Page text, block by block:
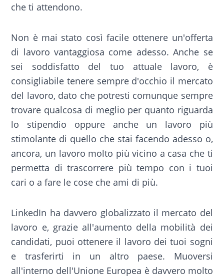
che ti attendono.
Non è mai stato così facile ottenere un'offerta
di lavoro vantaggiosa come adesso. Anche se
sei soddisfatto del tuo attuale lavoro, è
consigliabile tenere sempre d'occhio il mercato
del lavoro, dato che potresti comunque sempre
trovare qualcosa di meglio per quanto riguarda
lo stipendio oppure anche un lavoro più
stimolante di quello che stai facendo adesso o,
ancora, un lavoro molto più vicino a casa che ti
permetta di trascorrere più tempo con i tuoi
cari o a fare le cose che ami di più.
LinkedIn ha davvero globalizzato il mercato del
lavoro e, grazie all'aumento della mobilità dei
candidati, puoi ottenere il lavoro dei tuoi sogni
e trasferirti in un altro paese. Muoversi
all'interno dell'Unione Europea è davvero molto